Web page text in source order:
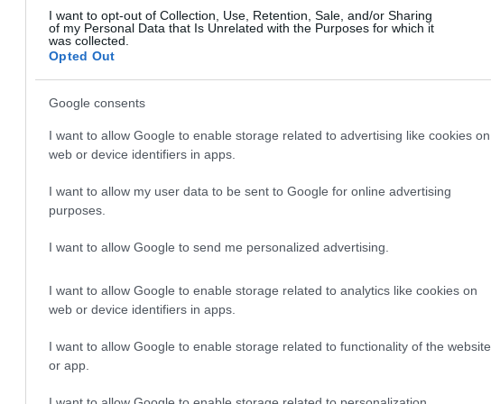
I want to opt-out of Collection, Use, Retention, Sale, and/or Sharing
of my Personal Data that Is Unrelated with the Purposes for which it
was collected.
Opted Out
Google consents
I want to allow Google to enable storage related to advertising like cookies on
web or device identifiers in apps.
I want to allow my user data to be sent to Google for online advertising
purposes.
I want to allow Google to send me personalized advertising.
I want to allow Google to enable storage related to analytics like cookies on
web or device identifiers in apps.
I want to allow Google to enable storage related to functionality of the website
or app.
Paks: hétfőn és talán még
utolsó turbina
Az atomerőmű egyetlen
Duna vizét némileg felmelegíti